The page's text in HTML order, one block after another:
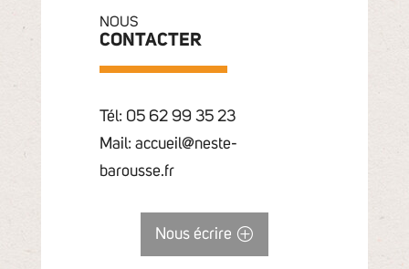
NOUS
CONTACTER
Tél: 05 62 99 35 23
Mail: accueil@neste-
barousse.fr
Nous écrire